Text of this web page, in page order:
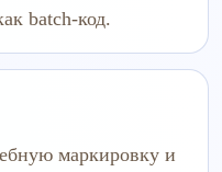
batch-код.
маркировку и